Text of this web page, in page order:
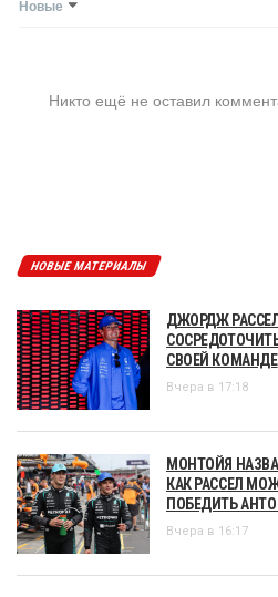
Новые
Никто ещё не оставил
НОВЫЕ МАТЕРИАЛЫ
ДЖОРДЖ
СВОЕЙ КОМАНДЕ
Вчера в 17:18
МОНТОЙЯ
КАК РАССЕЛ
ПОБЕДИТЬ
Вчера в 16:17